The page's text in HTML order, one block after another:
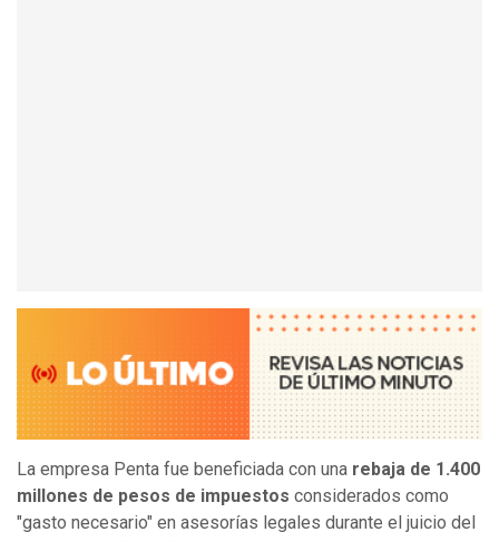
La empresa Penta fue beneficiada con una rebaja de 1.400
millones de pesos de impuestos considerados como
"gasto necesario" en asesorías legales durante el juicio del